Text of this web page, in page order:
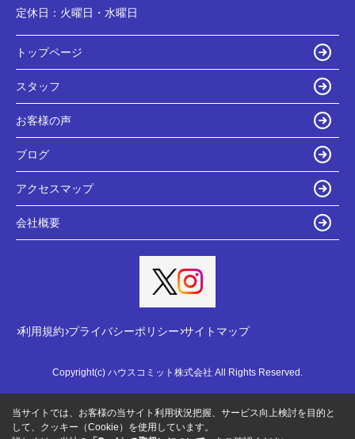
定休日： 火曜日・水曜日
トップページ
スタッフ
お客様の声
ブログ
アクセスマップ
会社概要
利用規約 プライバシーポリシー サイトマップ
Copyright(c) ハウスコミット株式会社 All Rights Reserved.
当サイトでは、お客様の当サイト利用状況把握、サービス向上検討を目的と
して、クッキー（Cookie）を使用しています。